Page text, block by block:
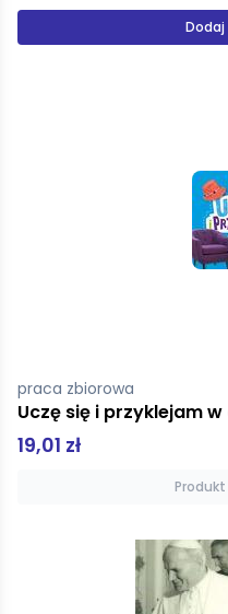
Dodaj
praca zbiorowa
Uczę się i przyklejam
19,01 zł